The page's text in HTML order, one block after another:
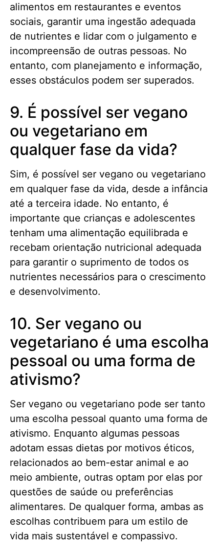
alimentos em restaurantes e eventos
sociais, garantir uma ingestão adequada
de nutrientes e lidar com o julgamento e
incompreensão de outras pessoas. No
entanto, com planejamento e informação,
esses obstáculos podem ser superados.
9. É possível ser vegano
ou vegetariano em
qualquer fase da vida?
Sim, é possível ser vegano ou vegetariano
em qualquer fase da vida, desde a infância
até a terceira idade. No entanto, é
importante que crianças e adolescentes
tenham uma alimentação equilibrada e
recebam orientação nutricional adequada
para garantir o suprimento de todos os
nutrientes necessários para o crescimento
e desenvolvimento.
10. Ser vegano ou
vegetariano é uma escolha
pessoal ou uma forma de
ativismo?
Ser vegano ou vegetariano pode ser tanto
uma escolha pessoal quanto uma forma de
ativismo. Enquanto algumas pessoas
adotam essas dietas por motivos éticos,
relacionados ao bem-estar animal e ao
meio ambiente, outras optam por elas por
questões de saúde ou preferências
alimentares. De qualquer forma, ambas as
escolhas contribuem para um estilo de
vida mais sustentável e compassivo.